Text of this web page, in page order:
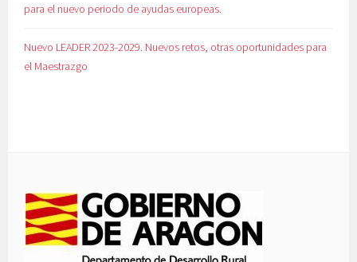
para el nuevo periodo de ayudas europeas.
Nuevo LEADER 2023-2029. Nuevos retos, otras oportunidades para
el Maestrazgo